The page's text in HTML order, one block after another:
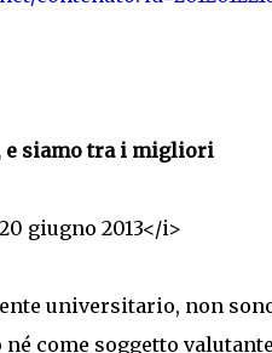
e siamo tra i migliori
giugno 2013</i>
universitario, non
come soggetto